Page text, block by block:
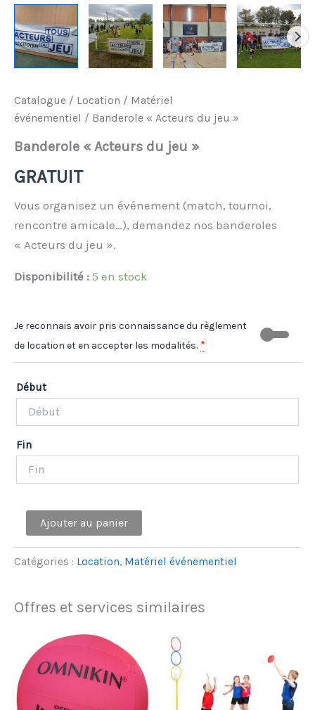
Catalogue / Location / Matériel
événementiel / Banderole « Acteurs du jeu »
Banderole « Acteurs du jeu »
GRATUIT
Vous organisez un événement (match, tournoi,
rencontre amicale…), demandez nos banderoles
« Acteurs du jeu ».
Disponibilité : 5 en stock
Je reconnais avoir pris connaissance du règlement
de location et en accepter les modalités. *
Début
Fin
quantité
Banderole
"Acteurs
Ajouter au panier
Catégories : Location, Matériel événementiel
Offres et services similaires
31
2 4 5 6
Aujourd'hui Effacer Fermer
31
2 4 5 6
Aujourd'hui Effacer Fermer